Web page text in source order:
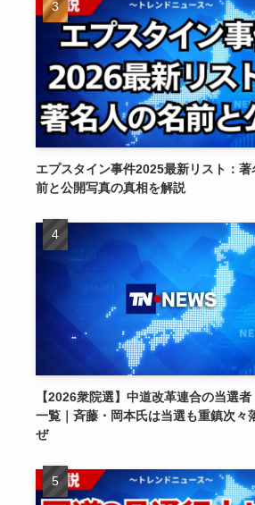
エプスタイン事件2025最新リスト：著
前と公開写真の真相を解説
【2026衆院選】中道改革連合の当選
一覧｜斉藤・岡本氏は当選も重鎮次々
ぜ